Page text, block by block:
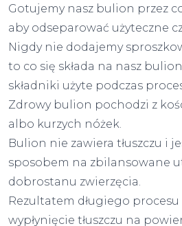
Gotujemy nasz bulion przez
aby odseparować użyteczne
Nigdy nie dodajemy
to co się składa na nasz
składniki użyte podczas
Zdrowy bulion pochodzi z
albo kurzych nóżek.
Bulion nie zawiera tłuszczu i
sposobem na zbilansowane
dobrostanu zwierzęcia.
Rezultatem długiego
wypłynięcie tłuszczu na